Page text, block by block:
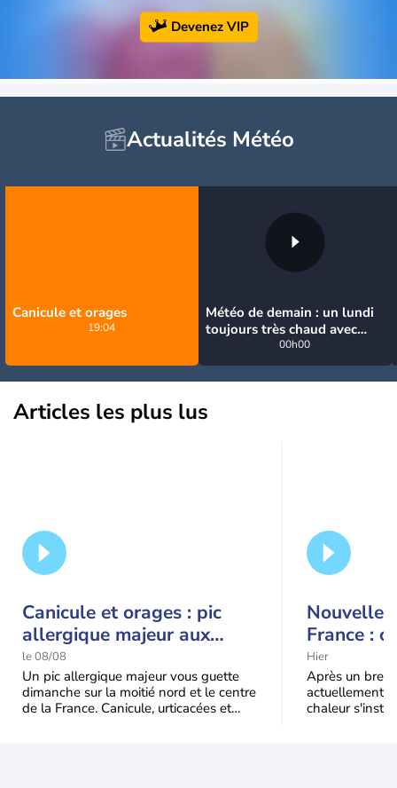
Devenez VIP
Actualités Météo
Canicule et orages
19:04
Météo de demain : un lundi
toujours très chaud avec
quelques orages
00h00
Articles les plus lus
Canicule et orages : pic
allergique majeur aux
urticacées sur la moitié
nord
le 08/08
Un pic allergique majeur vous guette
dimanche sur la moitié nord et le centre
de la France. Canicule, urticacées et
Nouvelle
France :
Hier
Après un bref
actuellement,
chaleur